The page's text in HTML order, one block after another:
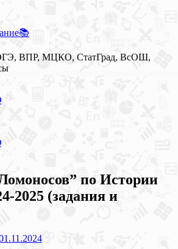
ВПР, МЦКО, СтатГрад, ВсОШ,
по Истории
2025 (задания и